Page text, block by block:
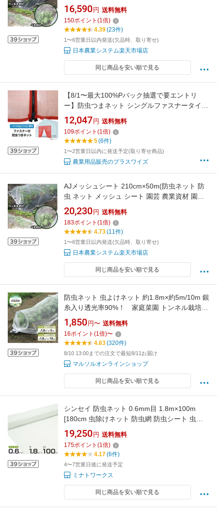
用品 農業 畑 農業用 家庭菜園 虫除けネット 虫
よけネット 防虫網 レタス トマト ほうれん草 き
のこ 野菜 無農薬野菜 トンネルがけ ベタがけ ハ
ウス栽培 ビニールハウス)
16,590 円 送料無料
150ポイント (1倍)
4.39(23件)
1〜6営業日以内発送(欠品時、取り寄せ)
日本農業システム楽天市場店
同じ商品を安い順で見る
【8/1〜最大100%Pバック抽選で要エントリ
ー】防虫つまネット シングルファスナータイプ
赤 XR-2700 目合0.8mm 幅3000mm 高さ
2500mm ビニールハウス 入口用 ネット ハウス
用品 農業 日本ワイドクロス サT DZ
12,047 円 送料無料
109ポイント (1倍)
5(6件)
1〜2営業日以内に発送予定(取り寄せ商品)
農業用品販売のプラスワイズ
AJメッシュシート 210cm×50m(防虫ネット 防
虫 ネット メッシュ シート 園芸 農業資材 園芸
用品 農業 畑 農業用 家庭菜園 虫除けネット 虫
よけネット 防虫網 レタス トマト ほうれん草 き
のこ 野菜 無農薬野菜 トンネルがけ ベタがけ ハ
ウス栽培 ビニールハウス)
20,230 円 送料無料
183ポイント (1倍)
4.73(11件)
1〜6営業日以内発送(欠品時、取り寄せ)
日本農業システム楽天市場店
同じ商品を安い順で見る
防虫ネット 虫よけネット 約1.8m×約5m/10m 銀
糸入り透光率90%！ 家庭菜園 トンネル栽培
野菜 べたがけ 無農薬栽培 鳥よけ 侵入防止 防虫
シート 農業用 菜園 苗 畑 ハウス 園芸用 野菜栽
培 野菜作り 農業資材 ガーデニング 家庭菜園 園
1,850 円〜 送料無料
16ポイント (1倍)〜
4.63(320件)
8/10 13:00までの注文で最短8/11お届け
マルソルオンラインショップ
同じ商品を安い順で見る
シンセイ 防虫ネット 0.6mm目 1.8m×100m
[180cm 虫除けネット 防虫網 防虫シート 虫よ
けネット]
19,250 円 送料無料
175ポイント (1倍)
4.17(6件)
4〜7営業日後に発送予定
ミナトワークス
同じ商品を安い順で見る